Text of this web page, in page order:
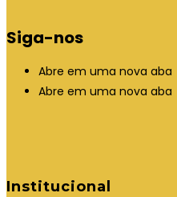
Siga-nos
Abre em uma nova aba
Abre em uma nova aba
Institucional